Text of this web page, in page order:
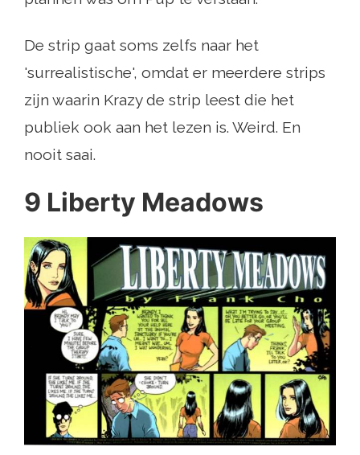
De strip gaat soms zelfs naar het
'surrealistische', omdat er meerdere strips
zijn waarin Krazy de strip leest die het
publiek ook aan het lezen is. Weird. En
nooit saai.
9 Liberty Meadows